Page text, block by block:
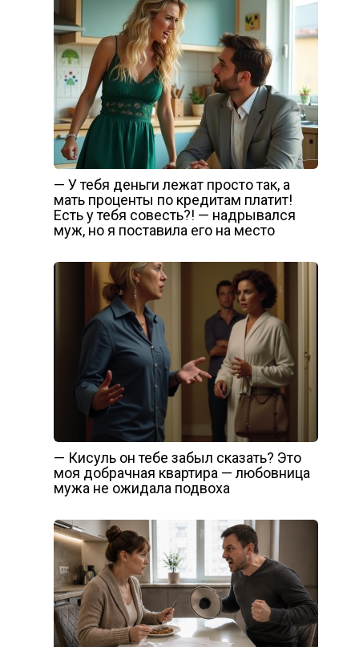
— У тебя деньги лежат просто так, а
мать проценты по кредитам платит!
Есть у тебя совесть?! — надрывался
муж, но я поставила его на место
— Кисуль он тебе забыл сказать? Это
моя добрачная квартира — любовница
мужа не ожидала подвоха